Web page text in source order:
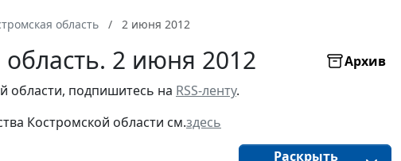
область 2 июня 2012
2 июня 2012
Архив
области, подпишитесь на RSS-ленту.
Костромской области см.здесь
Раскрыть